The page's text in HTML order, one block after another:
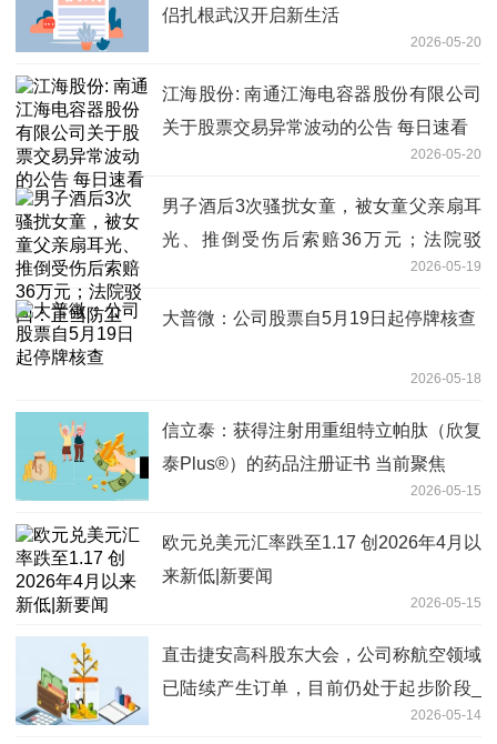
侣扎根武汉开启新生活
2026-05-20
江海股份: 南通江海电容器股份有限公司
关于股票交易异常波动的公告 每日速看
2026-05-20
男子酒后3次骚扰女童，被女童父亲扇耳
光、推倒受伤后索赔36万元；法院驳
2026-05-19
大普微：公司股票自5月19日起停牌核查
2026-05-18
信立泰：获得注射用重组特立帕肽（欣复
泰Plus®）的药品注册证书 当前聚焦
2026-05-15
欧元兑美元汇率跌至1.17 创2026年4月以
来新低|新要闻
2026-05-15
直击捷安高科股东大会，公司称航空领域
已陆续产生订单，目前仍处于起步阶段_
2026-05-14